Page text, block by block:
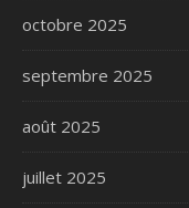
octobre 2025
septembre 2025
août 2025
juillet 2025